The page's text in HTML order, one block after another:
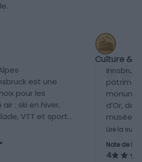
est une
pour les
: ski en hiver,
VTT et sports
de l’année.
spectaculaires
depuis le
Culture &
d’Or,
musées
bien
Lire la suite
Note de la
4